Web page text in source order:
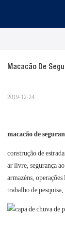
Macacão De
2019-12-24
macacão de
construção de
ar livre, segurança
armazéns,
trabalho de